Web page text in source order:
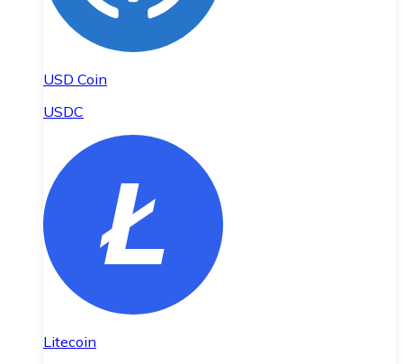
USD Coin
USDC
Litecoin